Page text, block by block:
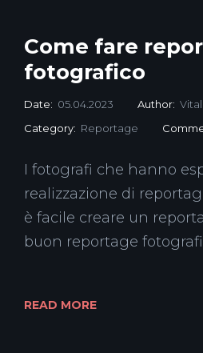
Come fare
fotografico
Date: 05.04.2023 Author:
Category: Reportage
I fotografi che hanno
realizzazione di
è facile creare un
buon reportage
READ MORE